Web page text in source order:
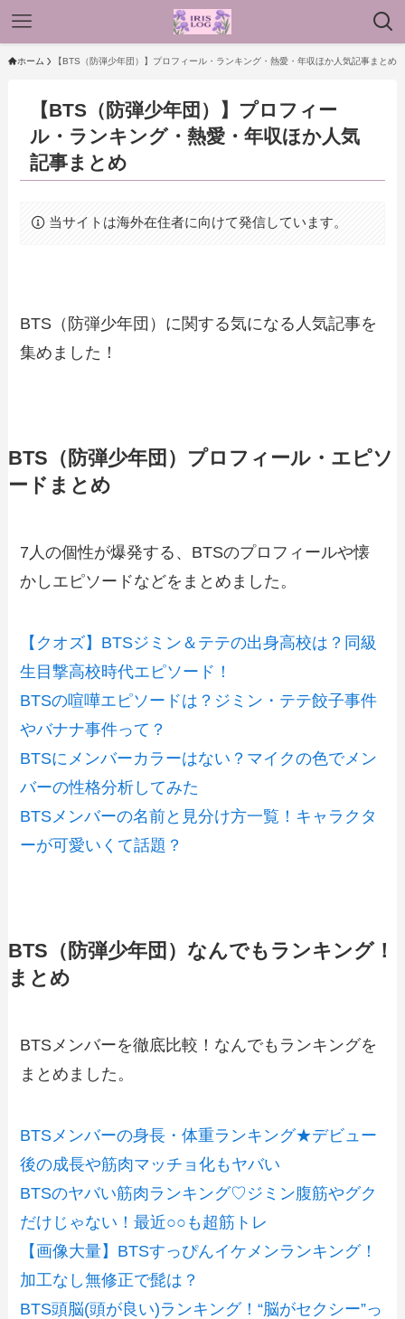
ホーム 【BTS（防弾少年団）】プロフィール・ランキング・熱愛・年収ほか人気記事まとめ
【BTS（防弾少年団）】プロフィー
ル・ランキング・熱愛・年収ほか人気
記事まとめ
当サイトは海外在住者に向けて発信しています。
BTS（防弾少年団）に関する気になる人気記事を
集めました！
BTS（防弾少年団）プロフィール・エピソ
ードまとめ
7人の個性が爆発する、BTSのプロフィールや懐
かしエピソードなどをまとめました。
【クオズ】BTSジミン＆テテの出身高校は？同級
生目撃高校時代エピソード！
BTSの喧嘩エピソードは？ジミン・テテ餃子事件
やバナナ事件って？
BTSにメンバーカラーはない？マイクの色でメン
バーの性格分析してみた
BTSメンバーの名前と見分け方一覧！キャラクタ
ーが可愛いくて話題？
BTS（防弾少年団）なんでもランキング！
まとめ
BTSメンバーを徹底比較！なんでもランキングを
まとめました。
BTSメンバーの身長・体重ランキング★デビュー
後の成長や筋肉マッチョ化もヤバい
BTSのヤバい筋肉ランキング♡ジミン腹筋やグク
だけじゃない！最近○○も超筋トレ
【画像大量】BTSすっぴんイケメンランキング！
加工なし無修正で髭は？
BTS頭脳(頭が良い)ランキング！“脳がセクシー”っ